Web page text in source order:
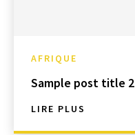
AFRIQUE
Sample post title 2
LIRE PLUS